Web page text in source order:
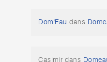
Dom'Eau dans
Casimir dans